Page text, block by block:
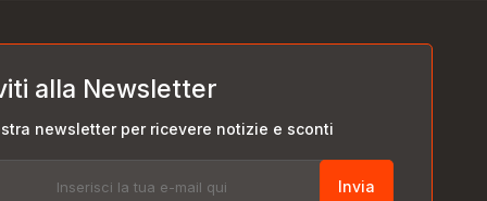
alla Newsletter
newsletter per ricevere notizie e sconti
Invia